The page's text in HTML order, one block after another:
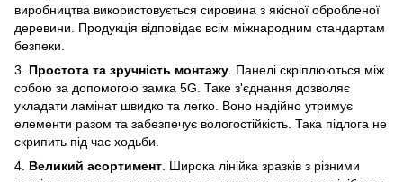
виробництва використовується сировина з якісної обробленої
деревини. Продукція відповідає всім міжнародним стандартам
безпеки.
3. Простота та зручність монтажу . Панелі скріплюються між
собою за допомогою замка 5G. Таке з'єднання дозволяє
укладати ламінат швидко та легко. Воно надійно утримує
елементи разом та забезпечує вологостійкість. Така підлога не
скрипить під час ходьби.
4. Великий асортимент . Широка лінійка зразків з різними